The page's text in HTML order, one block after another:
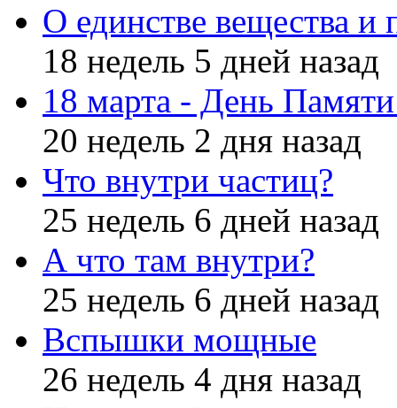
О единстве вещества и
18 недель 5 дней назад
18 марта - День
20 недель 2 дня назад
Что внутри частиц?
25 недель 6 дней назад
А что там внутри?
25 недель 6 дней назад
Вспышки мощные
26 недель 4 дня назад